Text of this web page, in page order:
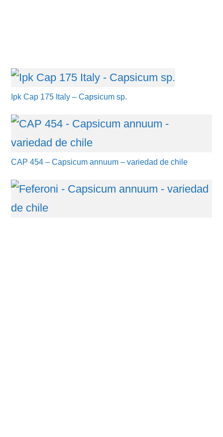
Ipk Cap 175 Italy – Capsicum sp.
CAP 454 – Capsicum annuum – variedad de chile